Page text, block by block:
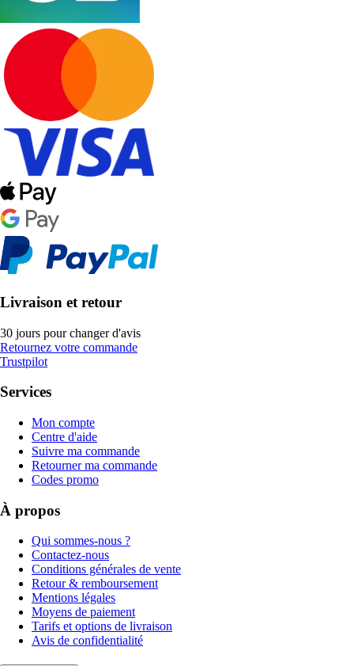
Livraison et retour
30 jours pour changer d'avis
Retournez votre commande
Trustpilot
Services
Mon compte
Centre d'aide
Suivre ma commande
Retourner ma commande
Codes promo
À propos
Qui sommes-nous ?
Contactez-nous
Conditions générales de vente
Retour & remboursement
Mentions légales
Moyens de paiement
Tarifs et options de livraison
Avis de confidentialité